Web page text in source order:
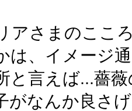
アさまのここ
は、イメージ
と言えば...薔
がなんか良さ